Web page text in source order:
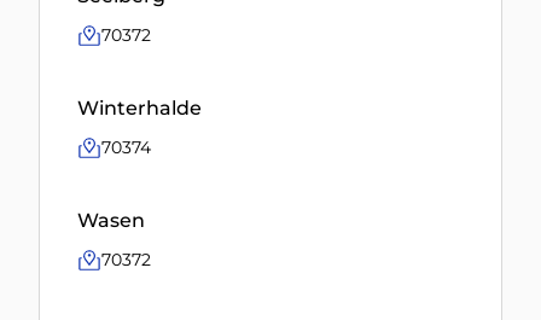
70372
Winterhalde
70374
Wasen
70372